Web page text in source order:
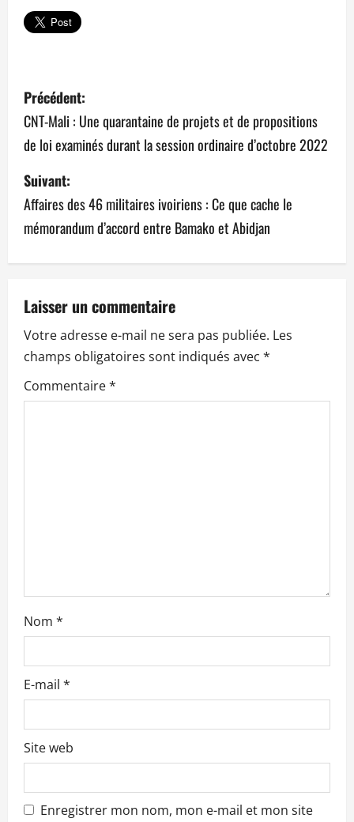
N
a
v
i
g
a
i
o
n
i
c
e
Précédent:
CNT-Mali : Une quarantaine de projets et de propositions
de loi examinés durant la session ordinaire d’octobre 2022
Suivant:
Affaires des 46 militaires ivoiriens : Ce que cache le
mémorandum d’accord entre Bamako et Abidjan
Laisser un commentaire
Votre adresse e-mail ne sera pas publiée. Les
champs obligatoires sont indiqués avec *
Commentaire*
Nom *
E-mail *
Site web
Enregistrer mon nom, mon e-mail et mon site